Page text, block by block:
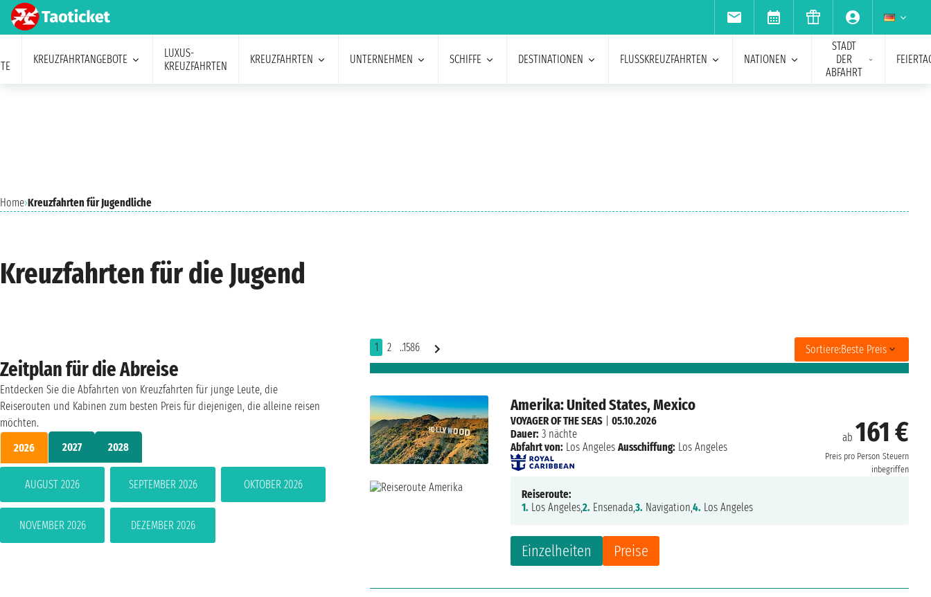
KREUZFAHRTANGEBOTE
LUXUS-
KREUZFAHRTEN
KREUZFAHRTEN UNTERNEHMEN SCHIFFE DESTINATIONEN FLUSSKREUZFAHRTEN NATIONEN
STADT
DER
ABFAHRT
Home›Kreuzfahrten für Jugendliche
Kreuzfahrten für die Jugend
1 2 ..1586 Sortiere:Beste Preis
Amerika: United States, Mexico
ab 161 €
Preis pro Person Steuern
inbegriffen
Einzelheiten Preise
VOYAGER OF THE SEAS| 05.10.2026
Dauer: 3 nächte
Abfahrt von: Los Angeles Ausschiffung: Los Angeles
Reiseroute:
1. Los Angeles,2. Ensenada,3. Navigation,4. Los Angeles
Zeitplan für die Abreise
Entdecken Sie die Abfahrten von Kreuzfahrten für junge Leute, die
Reiserouten und Kabinen zum besten Preis für diejenigen, die alleine reisen
möchten.
2026
2027 2028
AUGUST 2026 SEPTEMBER 2026 OKTOBER 2026
NOVEMBER 2026 DEZEMBER 2026